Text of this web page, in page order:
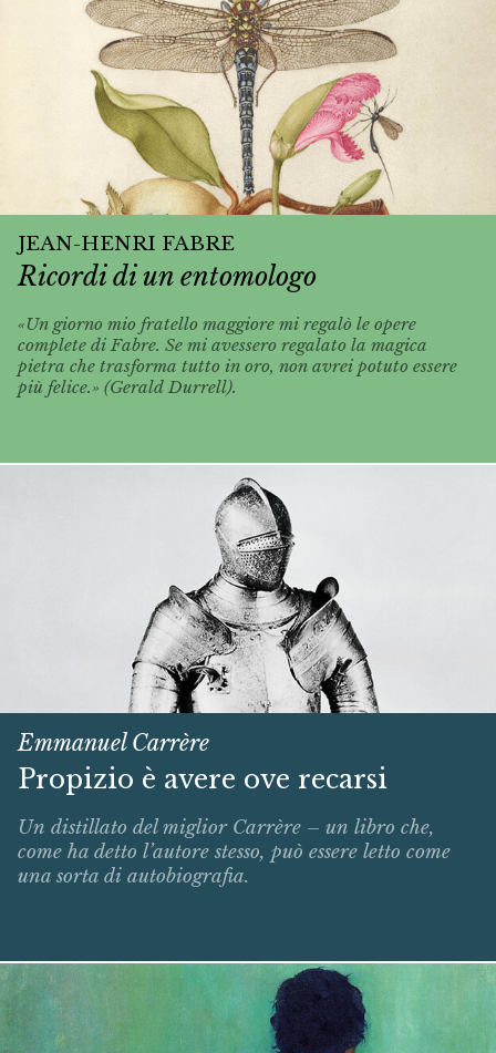
JEAN-HENRI FABRE
Ricordi di un entomologo
«Un giorno mio fratello maggiore mi regalò le opere
complete di Fabre. Se mi avessero regalato la magica
pietra che trasforma tutto in oro, non avrei potuto essere
più felice.» (Gerald Durrell).
Emmanuel Carrère
Propizio è avere ove recarsi
Un distillato del miglior Carrère – un libro che,
come ha detto l’autore stesso, può essere letto come
una sorta di autobiografia.